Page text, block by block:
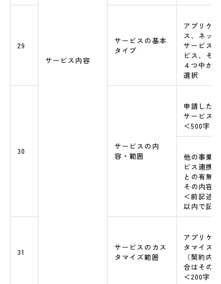
サービス内容
29
サービスの基本
タイプ
アプリケ
ス、ネッ
サービス
ビス、そ
４つ中か
選択
30
サービスの内
容・範囲
申請した
サービス
＜500字以
他の事業
ビス連携
との有無
その内容
＜前記述
以内で記
31
サービスのカス
タマイズ範囲
アプリケ
タマイズ
（契約内
合はその
＜200字以